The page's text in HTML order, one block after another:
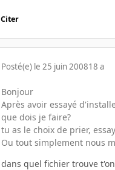
Citer
Posté(e) le 25 juin 200818 a
Bonjour
Après avoir essayé
que dois je faire?
tu as le choix de prier,
Ou tout simplement nous
dans quel fichier trouve